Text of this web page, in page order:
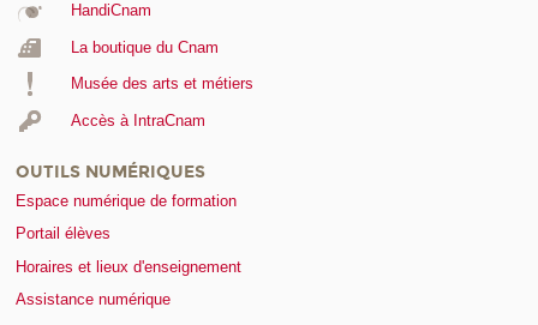
HandiCnam
La boutique du Cnam
Musée des arts et métiers
Accès à IntraCnam
OUTILS NUMÉRIQUES
Espace numérique de formation
Portail élèves
Horaires et lieux d'enseignement
Assistance numérique